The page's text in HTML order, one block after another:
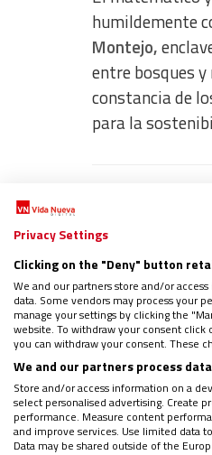
humildemente
Montejo,
entre bosques
constancia de
para la
Cristiano sin
recordó el
él, era su
encarnó Laudato
Privacy Settings
Clicking on the "Deny" button
We and our partners store and/or
data. Some vendors may process your
manage your settings by clicking the
website. To withdraw your consent
you can withdraw your consent. These
We and our partners process
Store and/or access information on a
select personalised advertising. Create
performance. Measure content
and improve services. Use limited data
Data may be shared outside of the